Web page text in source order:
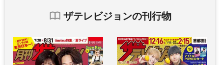
ザテレビジョンの刊行物